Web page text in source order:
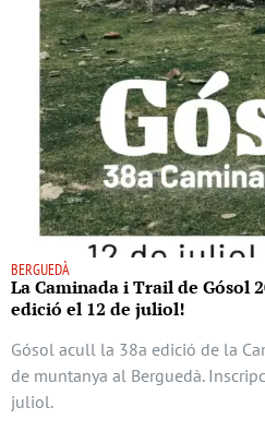
BERGUEDÀ
La Caminada i Trail de Gósol
edició el 12 de juliol!
Gósol acull la 38a edició de la
de muntanya al Berguedà.
juliol.